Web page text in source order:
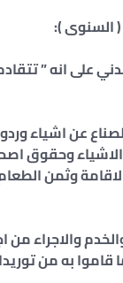
المادة 378 مدني على انه
عن اشياء
وحقوق
وثمن
والاجراء من
به من